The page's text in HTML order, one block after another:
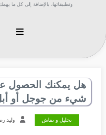
وتطبيقاتها، بالإضافة إلى كل ما
هل يمكنك الحصول
شيء من جوجل أو
تحليل و نقاش وليد